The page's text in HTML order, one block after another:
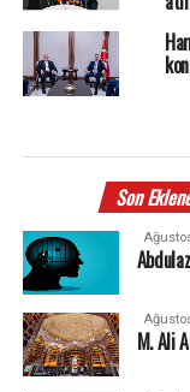
Son
M. Ali